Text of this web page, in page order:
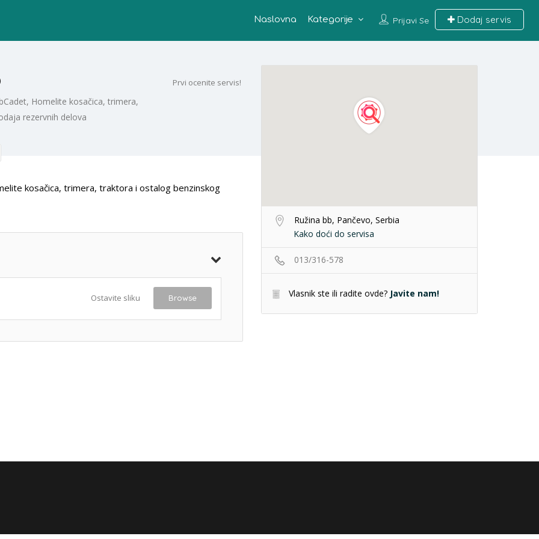
Prijavi Se Dodaj servis
Naslovna Kategorije
Homelite kosačica, trimera,
rezervnih delova
Prvi ocenite servis!
Ružina bb, Pančevo, Serbia
Kako doći do servisa
013/316-578
Vlasnik ste ili radite ovde? Javite nam!
kosačica, trimera, traktora i ostalog benzinskog
Ostavite sliku Browse